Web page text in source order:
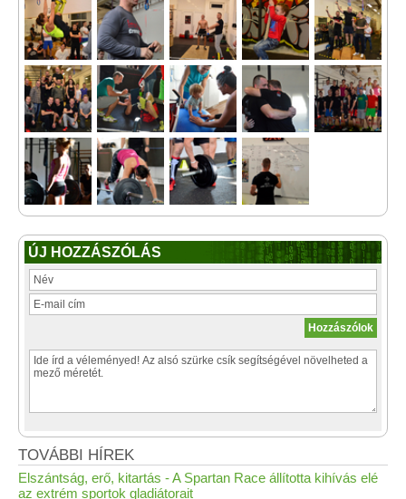
ÚJ HOZZÁSZÓLÁS
TOVÁBBI HÍREK
Elszántság, erő, kitartás - A Spartan Race állította kihívás elé
az extrém sportok gladiátorait